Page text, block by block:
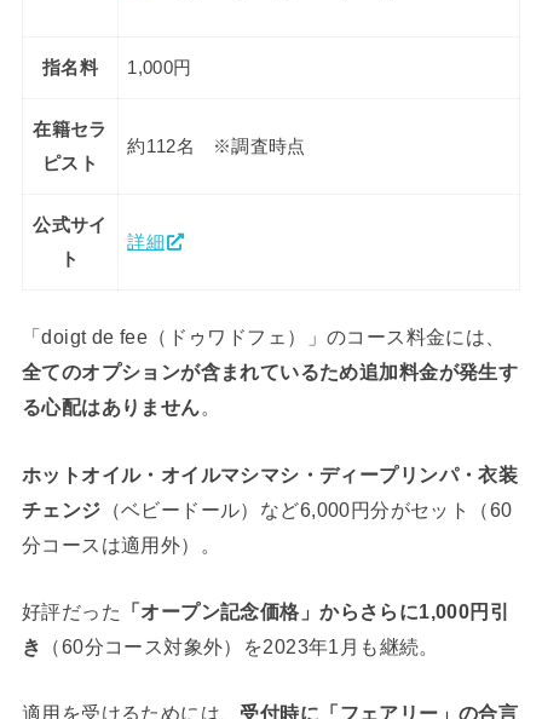
指名料 1,000円
在籍セラ
ピスト
約112名 ※調査時点
公式サイ
ト
詳細
「doigt de fee（ドゥワドフェ）」のコース料金には、
全てのオプションが含まれているため追加料金が発生す
る心配はありません。
ホットオイル・オイルマシマシ・ディープリンパ・衣装
チェンジ （ベビードール）など6,000円分がセット（60
分コースは適用外）。
好評だった
「オープン記念価格」からさらに1,000円引
き
（60分コース対象外）を2023年1月も継続。
適用を受けるためには、 受付時に「フェアリー」の合言